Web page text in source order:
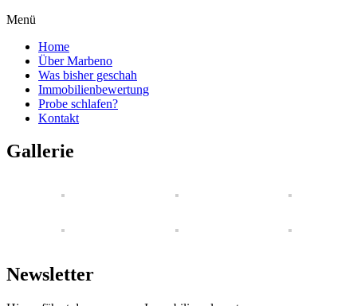
Menü
Home
Über Marbeno
Was bisher geschah
Immobilienbewertung
Probe schlafen?
Kontakt
Gallerie
Newsletter